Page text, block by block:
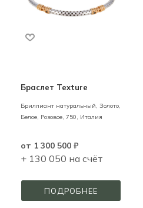
Браслет Texture
Бриллиант натуральный, Золото,
Белое, Розовое, 750, Италия
от 1 300 500 ₽
+ 130 050 на счёт
ПОДРОБНЕЕ